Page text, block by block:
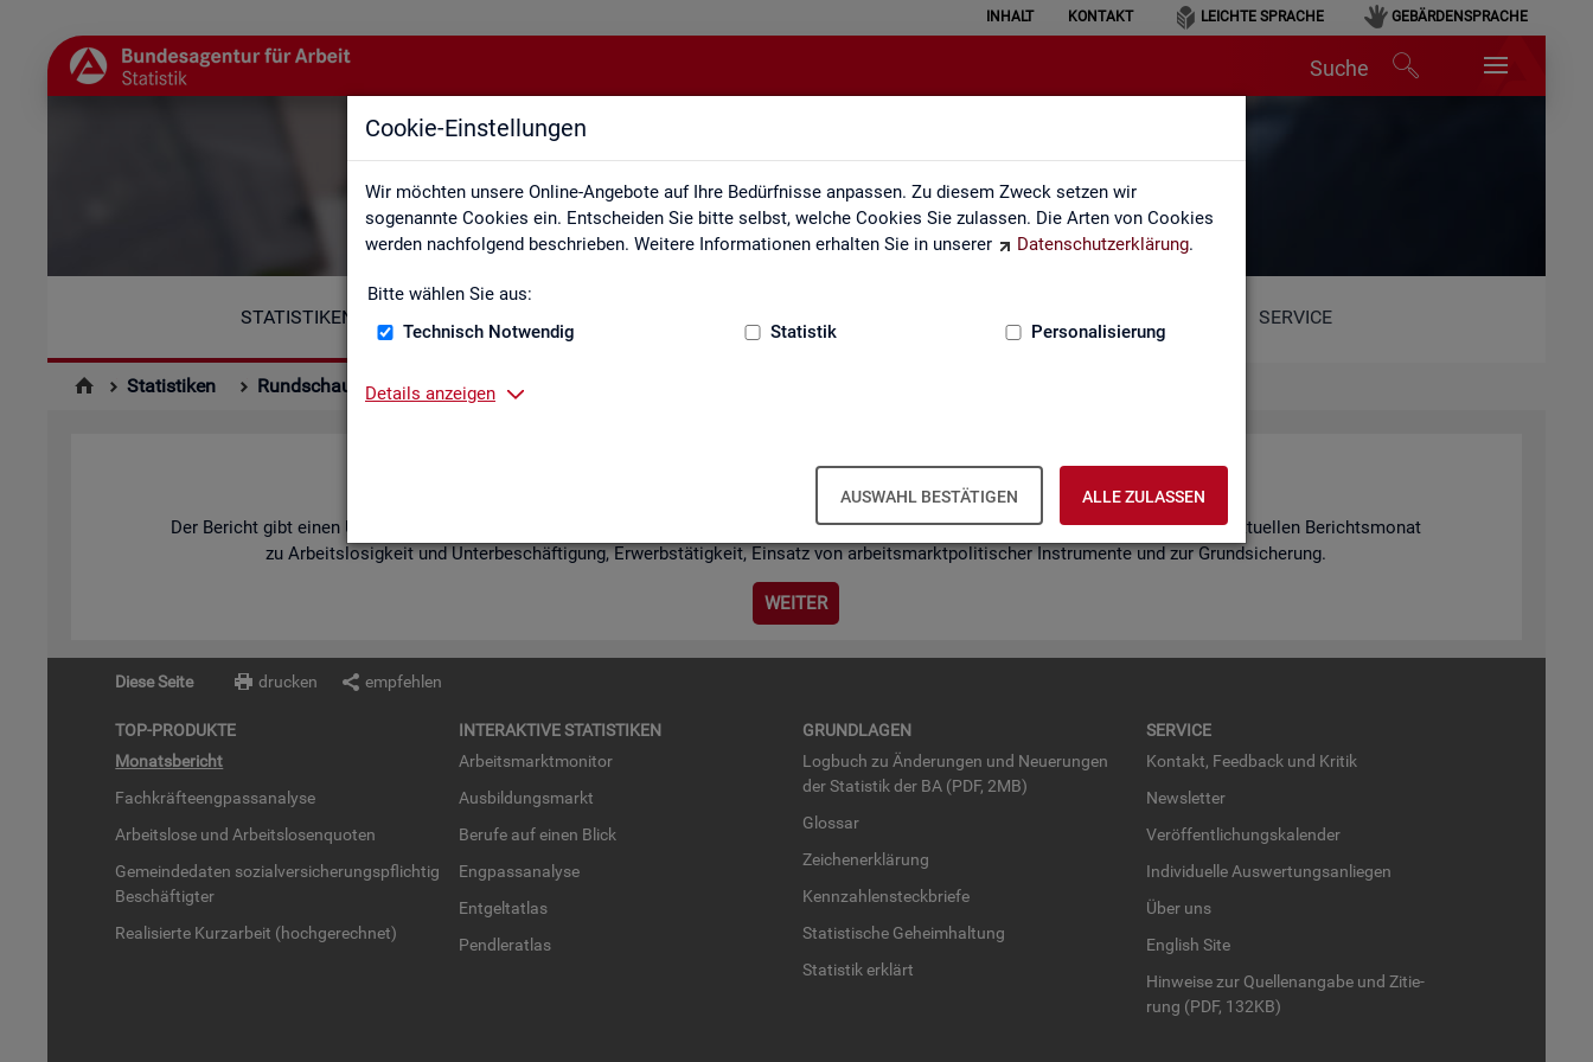
Cookie-Einstellungen
Wir möchten unsere Online-Angebote auf Ihre Bedürfnisse anpassen. Zu diesem Zweck setzen wir
sogenannte Cookies ein. Entscheiden Sie bitte selbst, welche Cookies Sie zulassen. Die Arten von Cookies
werden nachfolgend beschrieben. Weitere Informationen erhalten Sie in unserer
Datenschutzerklärung.
Bitte wählen Sie aus:
Technisch Notwendig
Statistik Personalisierung
Details anzeigen
AUSWAHL BESTÄTIGEN ALLE ZULASSEN
INHALT KONTAKT LEICHTE SPRACHE GEBÄRDENSPRACHE
Suche
Monatsbericht
STATISTIKEN SERVICE
Statistiken Rundschau Arbeitsmarkt Monatsbericht
Mo­nats­be­richt
Der Be­richt gibt einen Über­blick über die ak­tu­el­le Ent­wick­lung am Ar­beits- und Aus­bil­dungs­markt in Deutsch­land. Er in­for­miert für den ak­tu­el­len Be­richts­mo­nat
zu Ar­beits­lo­sig­keit und Un­ter­be­schäf­ti­gung, Er­werbs­tä­tig­keit, Ein­satz von ar­beits­markt­po­li­ti­scher In­stru­men­te und zur Grund­si­che­rung.
WEI­TER
Diese Seite drucken empfehlen
TOP-PRO­DUK­TE
Mo­nats­be­richt
Fach­kräf­te­eng­pass­ana­ly­se
Ar­beits­lo­se und Ar­beits­lo­sen­quo­ten
Ge­mein­de­da­ten so­zi­al­ver­si­che­rungs­pflich­tig
Be­schäf­tig­ter
Rea­li­sier­te Kurz­ar­beit (hoch­ge­rech­net)
IN­TER­AK­TI­VE STA­TIS­TI­KEN
Ar­beits­markt­mo­ni­tor
Aus­bil­dungs­markt
Be­ru­fe auf einen Blick
Eng­pass­ana­ly­se
Ent­gel­t­at­las
Pend­ler­at­las
GRUND­LA­GEN
Log­buch zu Än­de­run­gen und Neue­run­gen
der Sta­tis­tik der BA (PDF, 2MB)
Glos­sar
Zei­chen­er­klä­rung
Kenn­zah­len­steck­brie­fe
Sta­tis­ti­sche Ge­heim­hal­tung
Sta­tis­tik er­klärt
SER­VICE
Kon­takt, Feed­back und Kri­tik
News­let­ter
Ver­öf­fent­li­chungs­ka­len­der
In­di­vi­du­el­le Aus­wer­tungs­an­lie­gen
Über uns
English Site
Hin­wei­se zur Quel­len­an­ga­be und Zi­tie­
rung (PDF, 132KB)